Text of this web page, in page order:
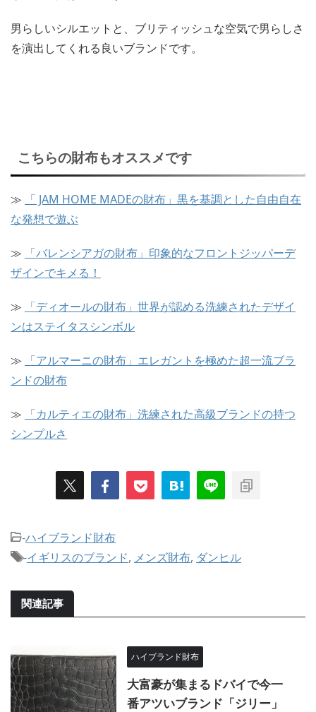
男らしいシルエットと、ブリティッシュな空気で男らしさ
を演出してくれる良いブランドです。
こちらの財布もオススメです
≫
「 JAM HOME MADEの財布」黒を基調とした自由自在
な発想で遊ぶ
≫
「バレンシアガの財布」印象的なフロントジッパーデ
ザインでキメる！
≫
「ディオールの財布」世界が認める洗練されたデザイ
ンはステイタスシンボル
≫
「アルマーニの財布」エレガントを極めた超一流ブラ
ンドの財布
≫
「カルティエの財布」洗練された高級ブランドの持つ
シンプルさ
-ハイブランド財布
-イギリスのブランド, メンズ財布, ダンヒル
関連記事
ハイブランド財布
大富豪が集まるドバイで今一
番アツいブランド「ジリー」